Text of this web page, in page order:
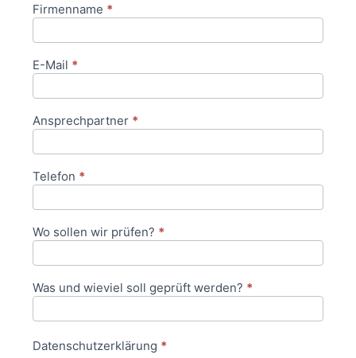
Anfrageformular
Firmenname *
E-Mail *
Ansprechpartner *
Telefon *
Wo sollen wir prüfen? *
Was und wieviel soll geprüft werden? *
Datenschutzerklärung *